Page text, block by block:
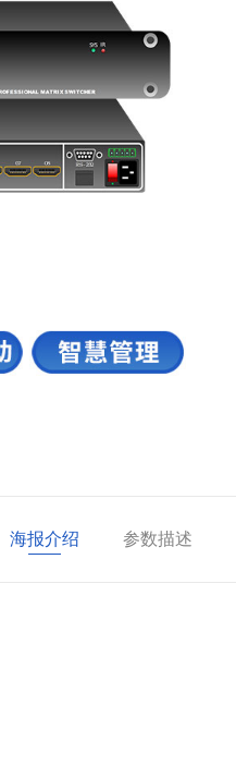
海报介绍 参数描述